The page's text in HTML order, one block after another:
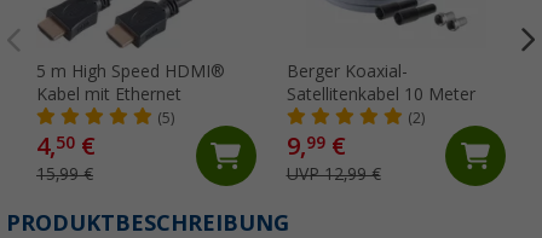
5 m High Speed HDMI®
Kabel mit Ethernet
(5)
4,50 €
15,99 €
Berger Koaxial-
Satellitenkabel 10 Meter
(2)
9,99€
UVP 12,99 €
PRODUKTBESCHREIBUNG